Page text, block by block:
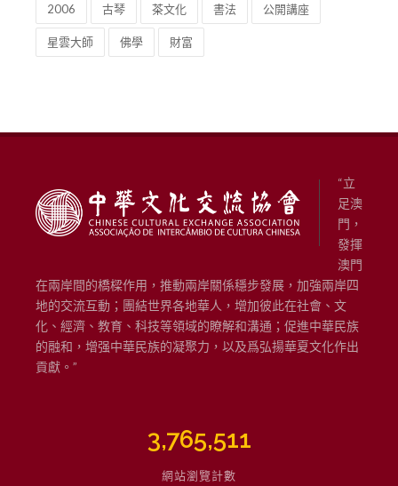
黃梅戲曲 奧林匹克 北京奧運會 名人公開演講
2006 古琴 茶文化
“立
足澳
門，
發揮
澳門
在兩岸間的橋樑作用，推動兩岸關係穩步發展，加強兩岸四
地的交流互動；團結世界各地華人，增加彼此在社會、文
化、經濟、教育、科技等領域的瞭解和溝通；促進中華民族